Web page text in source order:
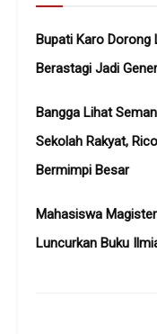
Bupati Karo Dorong
Berastagi Jadi
Bangga Lihat
Sekolah Rakyat,
Bermimpi Besar
Mahasiswa
Luncurkan Buku